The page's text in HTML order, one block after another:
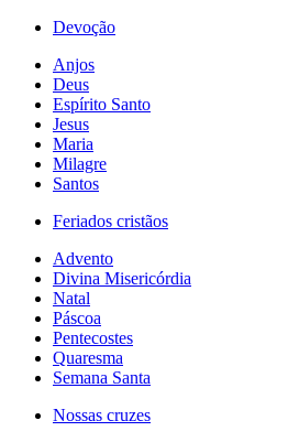
Devoção
Anjos
Deus
Espírito Santo
Jesus
Maria
Milagre
Santos
Feriados cristãos
Advento
Divina Misericórdia
Natal
Páscoa
Pentecostes
Quaresma
Semana Santa
Nossas cruzes